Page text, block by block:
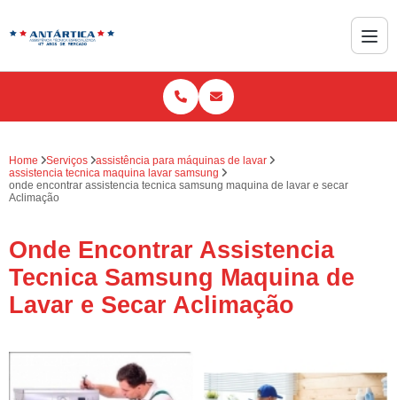
Home Serviços
assistência para máquinas de lavar
assistencia tecnica maquina lavar samsung
onde encontrar assistencia tecnica samsung maquina de lavar e secar
Aclimação
Onde Encontrar Assistencia
Tecnica Samsung Maquina de
Lavar e Secar Aclimação